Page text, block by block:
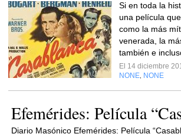
Si en toda la
una película
como la más
venerada, la
también e
El 14 diciembre
NONE NONE
Efemérides: Película
Diario Masónico Efemérides: Película